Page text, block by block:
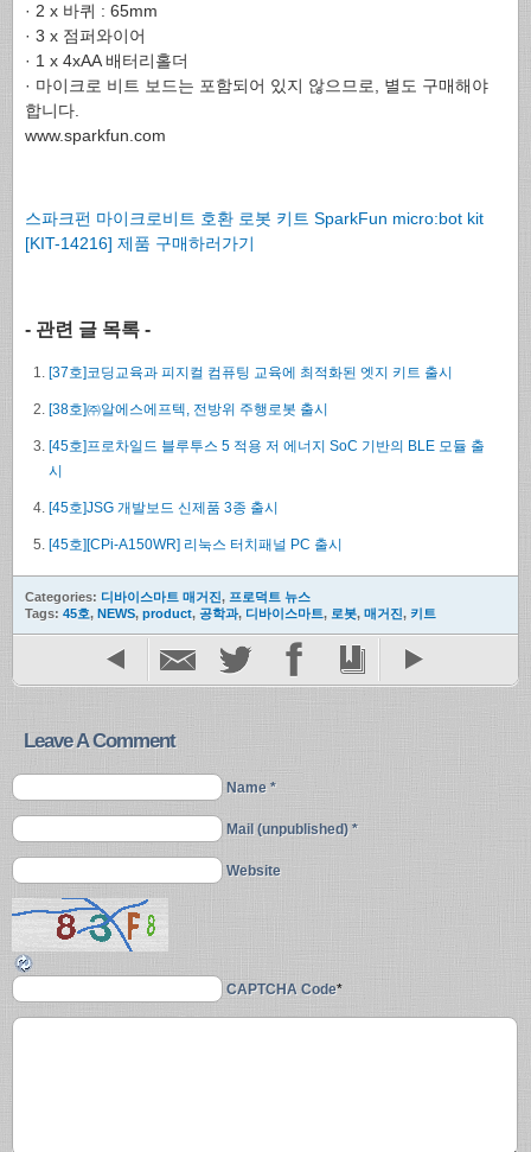
· 2 x 바퀴 : 65mm
· 3 x 점퍼와이어
· 1 x 4xAA 배터리홀더
· 마이크로 비트 보드는 포함되어 있지 않으므로, 별도 구매해야
합니다.
www.sparkfun.com
스파크펀 마이크로비트 호환 로봇 키트 SparkFun micro:bot kit
[KIT-14216] 제품 구매하러가기
- 관련 글 목록 -
[37호]코딩교육과 피지컬 컴퓨팅 교육에 최적화된 엣지 키트 출시
[38호]㈜알에스에프텍, 전방위 주행로봇 출시
[45호]프로차일드 블루투스 5 적용 저 에너지 SoC 기반의 BLE 모듈 출
시
[45호]JSG 개발보드 신제품 3종 출시
[45호][CPi-A150WR] 리눅스 터치패널 PC 출시
Categories: 디바이스마트 매거진 , 프로덕트 뉴스
Tags: 45호, NEWS, product, 공학과, 디바이스마트, 로봇, 매거진 , 키트
Leave A Comment
Name *
Mail (unpublished) *
Website
CAPTCHA Code*